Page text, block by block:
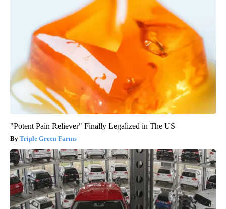
"Potent Pain Reliever" Finally Legalized in The US
Triple Green Farms